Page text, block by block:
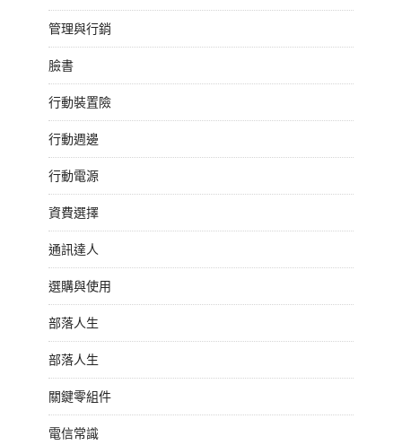
管理與行銷
臉書
行動裝置險
行動週邊
行動電源
資費選擇
通訊達人
選購與使用
部落人生
部落人生
關鍵零組件
電信常識